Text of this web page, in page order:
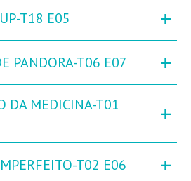
T18 E05 +
PANDORA-T06 E07 +
DA MEDICINA-T01
+
T02 E06 +